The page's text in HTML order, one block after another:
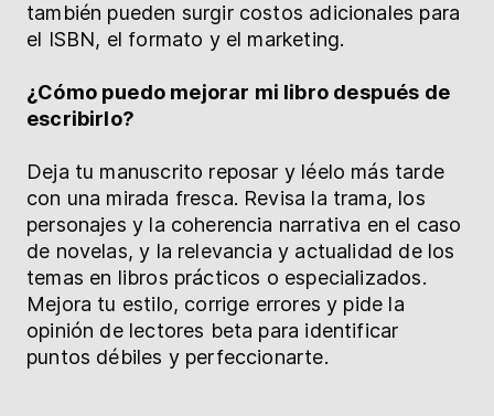
también pueden surgir costos adicionales para
el ISBN, el formato y el marketing.
¿Cómo puedo mejorar mi libro después de
escribirlo?
Deja tu manuscrito reposar y léelo más tarde
con una mirada fresca. Revisa la trama, los
personajes y la coherencia narrativa en el caso
de novelas, y la relevancia y actualidad de los
temas en libros prácticos o especializados.
Mejora tu estilo, corrige errores y pide la
opinión de lectores beta para identificar
puntos débiles y perfeccionarte.